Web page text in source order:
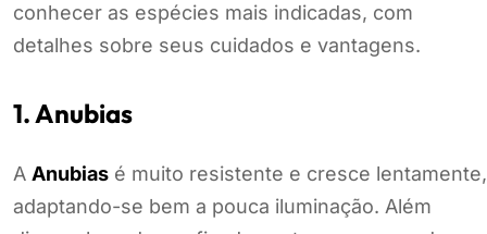
conhecer as espécies mais indicadas, com
detalhes sobre seus cuidados e vantagens.
1. Anubias
A Anubias é muito resistente e cresce lentamente,
adaptando-se bem a pouca iluminação. Além